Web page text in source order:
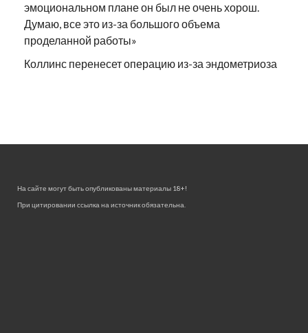
эмоциональном плане он был не очень хорош.
Думаю, все это из-за большого объема
проделанной работы»
Коллинс перенесет операцию из-за эндометриоза
На сайте могут быть опубликованы материалы 18+!
При цитировании ссылка на источник обязательна.